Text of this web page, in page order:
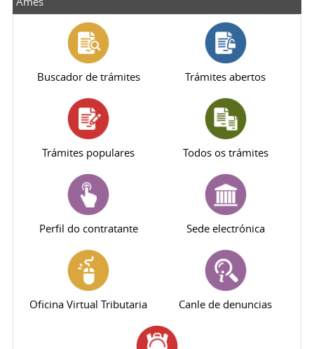
Buscador de trámites Trámites abertos
Trámites populares Todos os trámites
Perfil do contratante Sede electrónica
Oficina Virtual Tributaria Canle de denuncias